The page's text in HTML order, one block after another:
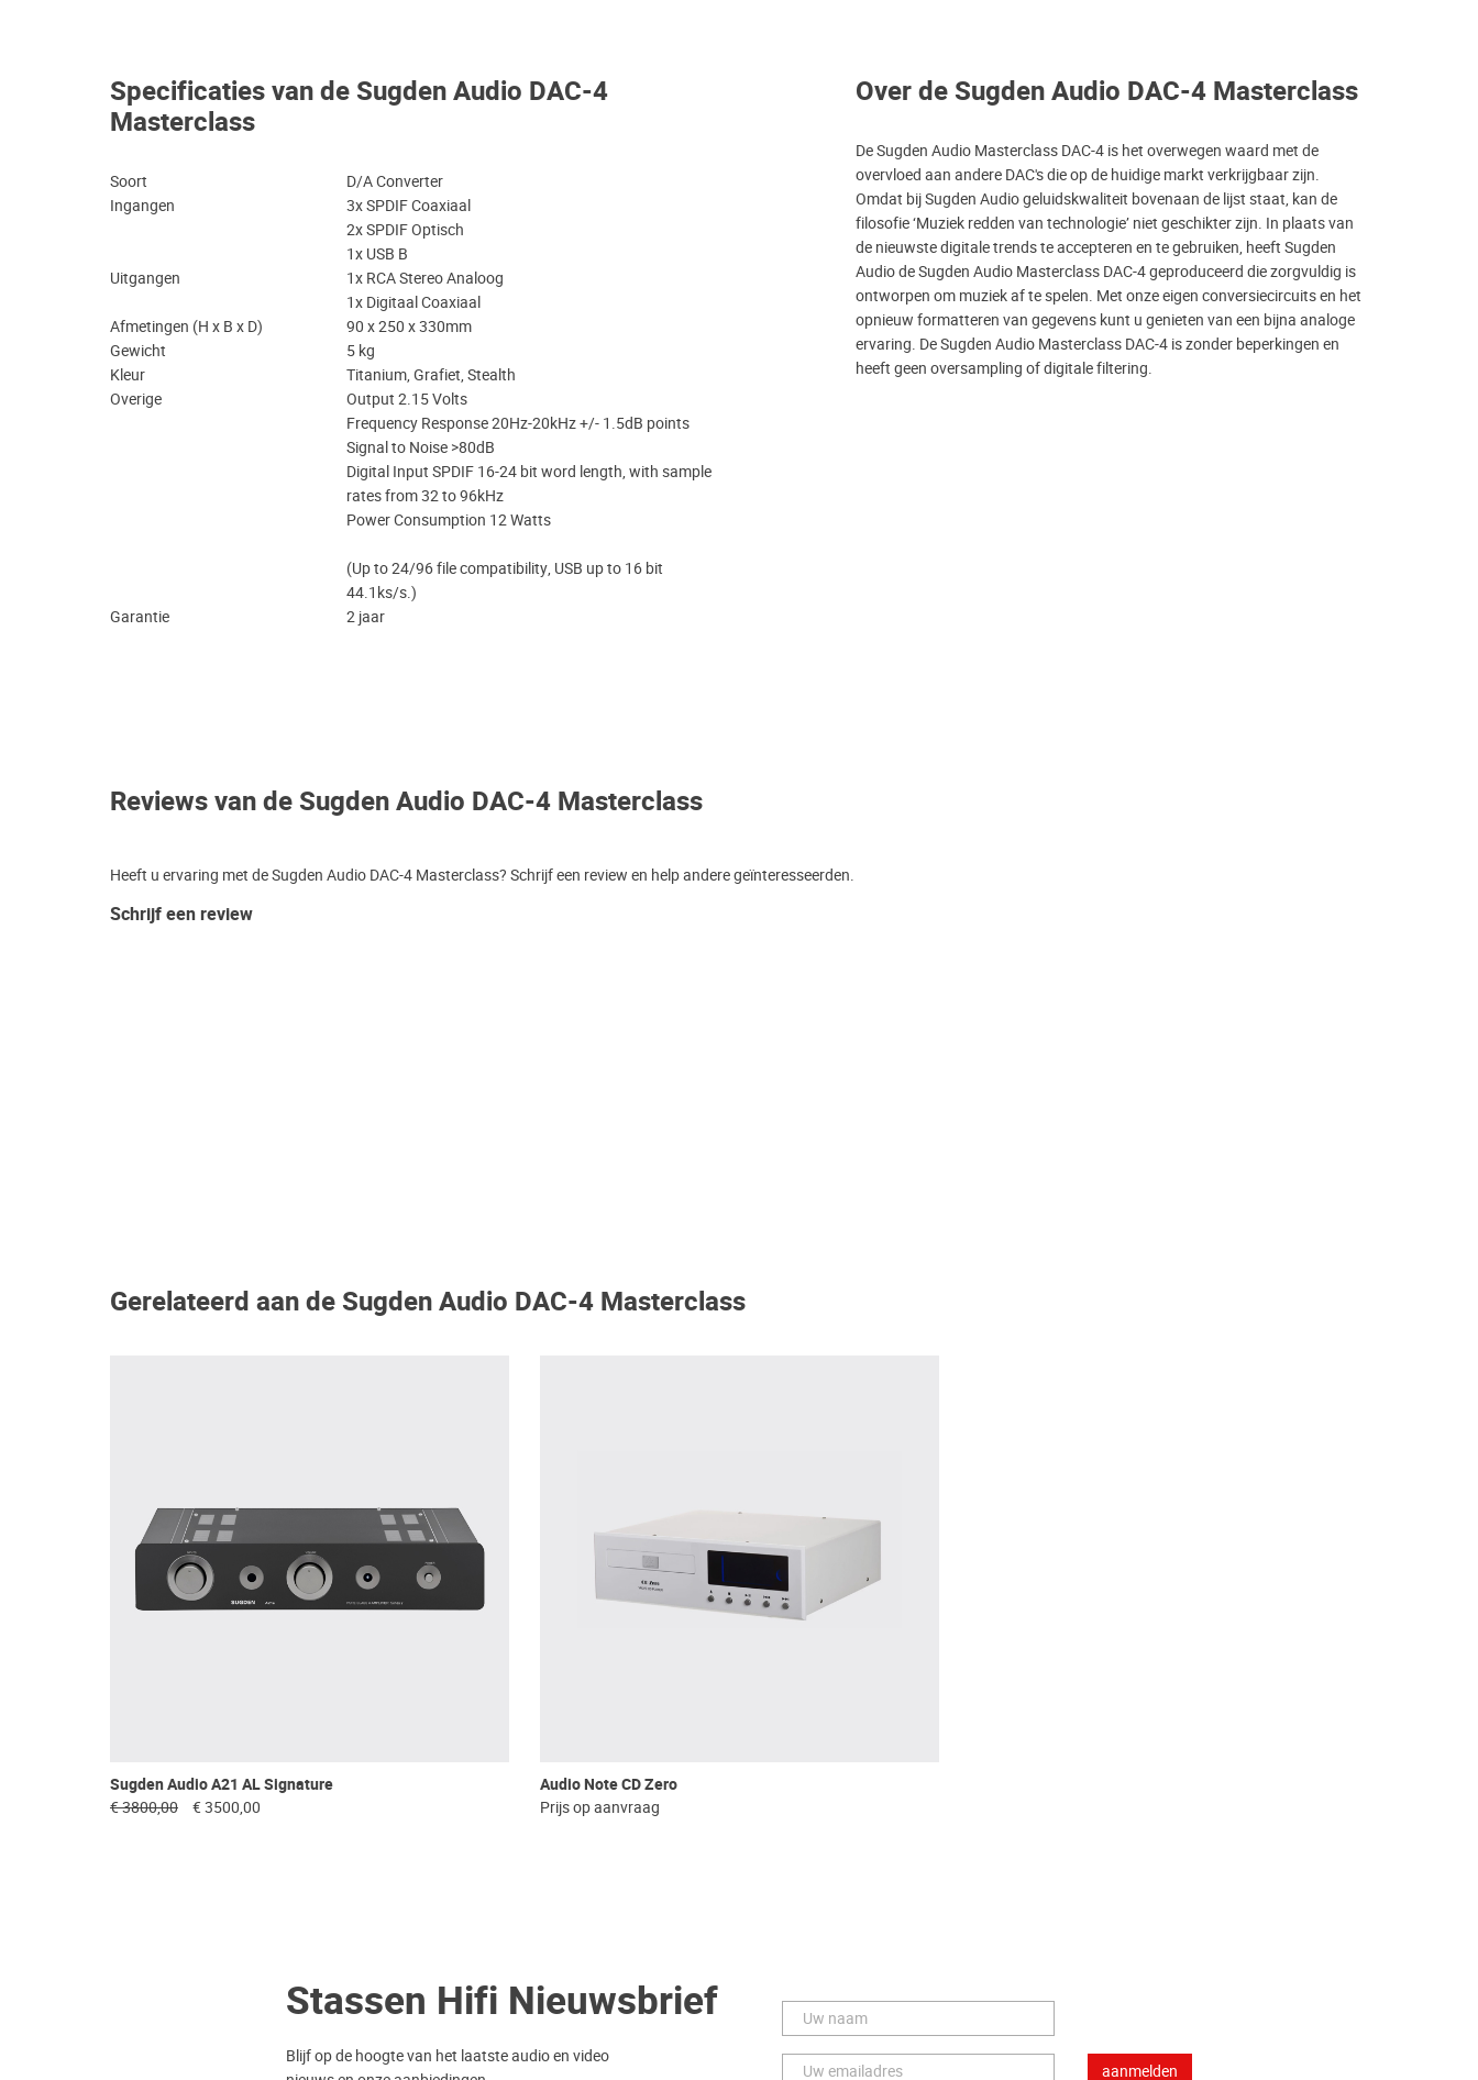
Specificaties van de Sugden Audio DAC-4
Masterclass
Soort
D/A Converter
Ingangen
3x SPDIF Coaxiaal
2x SPDIF Optisch
1x USB B
Uitgangen
1x RCA Stereo Analoog
1x Digitaal Coaxiaal
Afmetingen (H x B x D)
90 x 250 x 330mm
Gewicht
5 kg
Kleur
Titanium, Grafiet, Stealth
Overige
Output 2.15 Volts
Frequency Response 20Hz-20kHz +/- 1.5dB points
Signal to Noise >80dB
Digital Input SPDIF 16-24 bit word length, with sample
rates from 32 to 96kHz
Power Consumption 12 Watts
(Up to 24/96 file compatibility, USB up to 16 bit
44.1ks/s.)
Garantie
2 jaar
Over de Sugden Audio DAC-4 Masterclass
De Sugden Audio Masterclass DAC-4 is het overwegen waard met de
overvloed aan andere DAC's die op de huidige markt verkrijgbaar zijn.
Omdat bij Sugden Audio geluidskwaliteit bovenaan de lijst staat, kan de
filosofie ‘Muziek redden van technologie’ niet geschikter zijn. In plaats van
de nieuwste digitale trends te accepteren en te gebruiken, heeft Sugden
Audio de Sugden Audio Masterclass DAC-4 geproduceerd die zorgvuldig is
ontworpen om muziek af te spelen. Met onze eigen conversiecircuits en het
opnieuw formatteren van gegevens kunt u genieten van een bijna analoge
ervaring. De Sugden Audio Masterclass DAC-4 is zonder beperkingen en
heeft geen oversampling of digitale filtering.
Reviews van de Sugden Audio DAC-4 Masterclass
Heeft u ervaring met de Sugden Audio DAC-4 Masterclass? Schrijf een review en help andere geïnteresseerden.
Schrijf een review
Gerelateerd aan de Sugden Audio DAC-4 Masterclass
Sugden Audio A21 AL Signature
€ 3800,00 € 3500,00
Audio Note CD Zero
Prijs op aanvraag
Stassen Hifi Nieuwsbrief
Blijf op de hoogte van het laatste audio en video